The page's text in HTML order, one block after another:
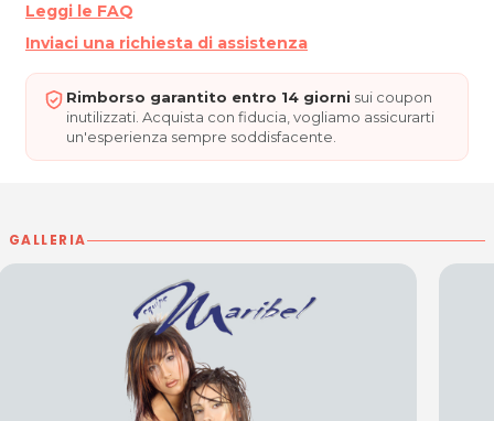
Leggi le FAQ
Inviaci una richiesta di assistenza
Rimborso garantito entro 14 giorni sui coupon
inutilizzati. Acquista con fiducia, vogliamo assicurarti
un'esperienza sempre soddisfacente.
GALLERIA